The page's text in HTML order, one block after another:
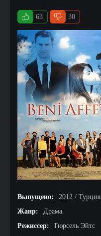
63 30
Выпущено:
2012 / Турция
Жанр:
Драма
Режиссер:
Гюрсель Эйтс